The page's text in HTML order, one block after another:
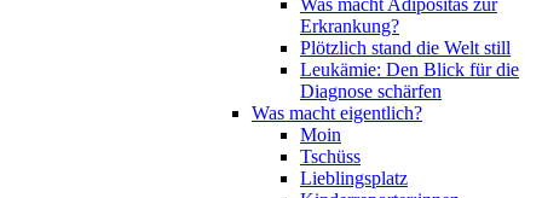
Was macht Adipositas zur
Erkrankung?
Plötzlich stand die Welt still
Leukämie: Den Blick für die
Diagnose schärfen
Was macht eigentlich?
Moin
Tschüss
Lieblingsplatz